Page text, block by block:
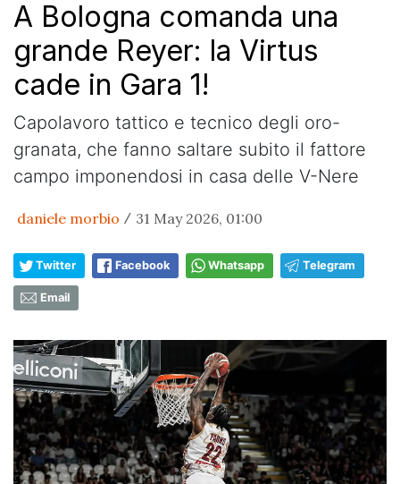
A Bologna comanda una
grande Reyer: la Virtus
cade in Gara 1!
Capolavoro tattico e tecnico degli oro-
granata, che fanno saltare subito il fattore
campo imponendosi in casa delle V-Nere
daniele morbio / 31 May 2026, 01:00
Twitter Facebook Whatsapp Telegram
Email